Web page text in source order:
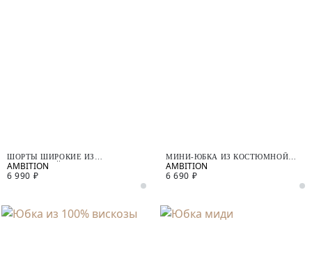
ШОРТЫ ШИРОКИЕ ИЗ
КОСТЮМНОЙ ТКАНИ
6 990 ₽
МИНИ-ЮБКА ИЗ КОСТЮМНОЙ
ТКАНИ
6 690 ₽